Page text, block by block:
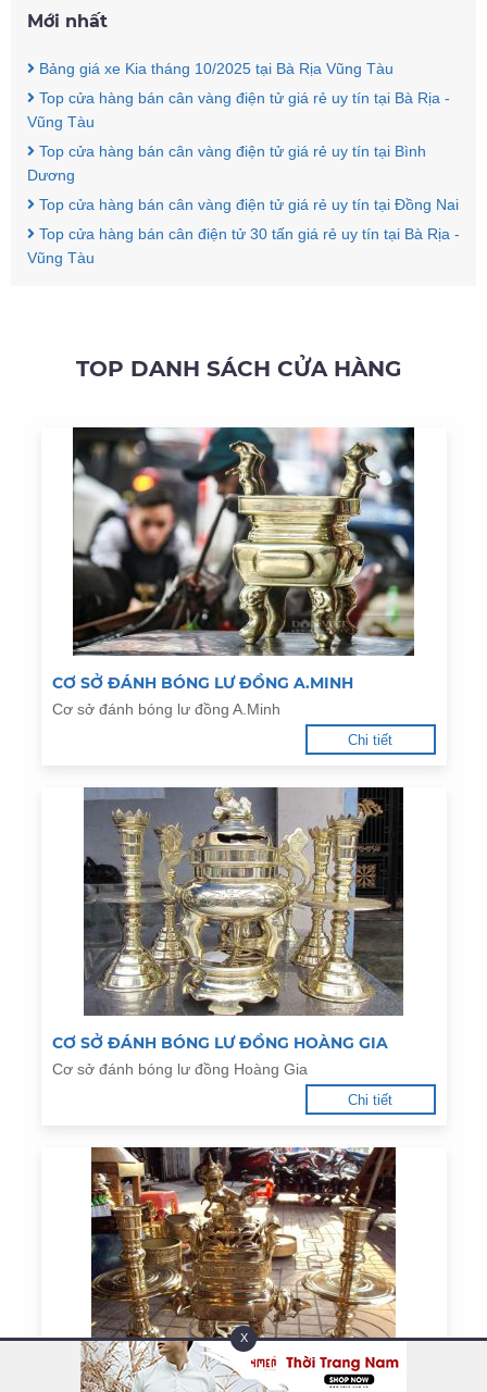
Mới nhất
Bảng giá xe Kia tháng 10/2025 tại Bà Rịa Vũng Tàu
Top cửa hàng bán cân vàng điện tử giá rẻ uy tín tại Bà Rịa -
Vũng Tàu
Top cửa hàng bán cân vàng điện tử giá rẻ uy tín tại Bình
Dương
Top cửa hàng bán cân vàng điện tử giá rẻ uy tín tại Đồng Nai
Top cửa hàng bán cân điện tử 30 tấn giá rẻ uy tín tại Bà Rịa -
Vũng Tàu
TOP DANH SÁCH CỬA HÀNG
CƠ SỞ ĐÁNH BÓNG LƯ ĐỒNG A.MINH
Cơ sở đánh bóng lư đồng A.Minh
Chi tiết
CƠ SỞ ĐÁNH BÓNG LƯ ĐỒNG HOÀNG GIA
Cơ sở đánh bóng lư đồng Hoàng Gia
Chi tiết
X